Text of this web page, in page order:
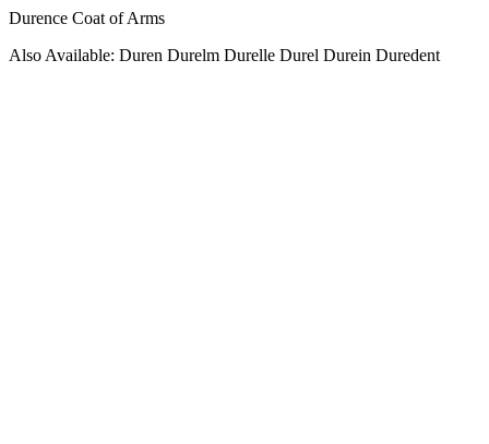
Durence Coat of Arms
Also Available: Duren Durelm Durelle Durel Durein Duredent